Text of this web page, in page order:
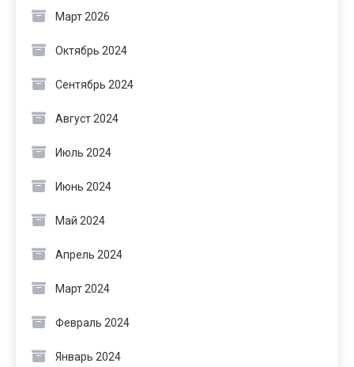
Март 2026
Октябрь 2024
Сентябрь 2024
Август 2024
Июль 2024
Июнь 2024
Май 2024
Апрель 2024
Март 2024
Февраль 2024
Январь 2024